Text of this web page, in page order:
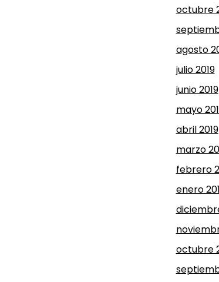
octubre
agosto
julio 2019
junio 2019
mayo
abril 2019
marzo
febrero
enero
octubre